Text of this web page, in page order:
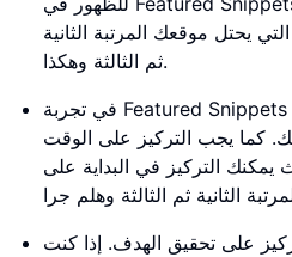
يحتل موقعك المرتبة الثانية
ثم الثالثة وهكذا.
في تجربة Featured Snippets هذه، يمكنك تجاهل التسلسل
كما يجب التركيز على الوقت
التركيز في البداية على
على تحقيق الهدف. إذا كنت